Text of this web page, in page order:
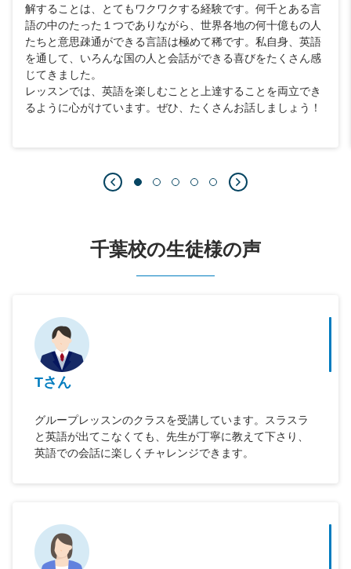
解することは、とてもワクワクする経験です。何千とある言
語の中のたった１つでありながら、世界各地の何十億もの人
たちと意思疎通ができる言語は極めて稀です。私自身、英語
を通して、いろんな国の人と会話ができる喜びをたくさん感
じてきました。
レッスンでは、英語を楽しむことと上達することを両立でき
るように心がけています。ぜひ、たくさんお話しましょう！
千葉校の生徒様の声
Tさん
グループレッスンのクラスを受講しています。スラスラ
と英語が出てこなくても、先生が丁寧に教えて下さり、
英語での会話に楽しくチャレンジできます。